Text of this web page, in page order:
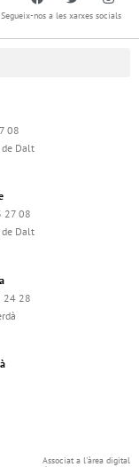
Segueix-nos a les xarxes socials
08
de Dalt
27 08
de Dalt
24 28
Associat a l'àrea digital